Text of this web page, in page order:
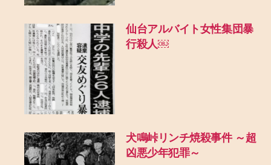
仙台アルバイト女性集団暴
行殺人￼
犬鳴峠リンチ焼殺事件 ～超
凶悪少年犯罪～